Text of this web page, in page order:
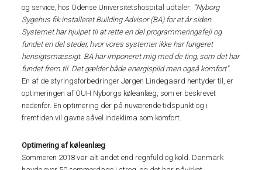
og service, hos Odense Universitetshospital udtaler: “Nyborg
Sygehus fik installeret Building Advisor (BA) for et år siden.
Systemet har hjulpet til at rette en del programmeringsfejl og
fundet en del steder, hvor vores systemer ikke har fungeret
hensigtsmæssigt. BA har imponeret mig med de ting, som det har
fundet frem til. Det gælder både energispild men også komfort”.
En af de styringsforbedringer Jørgen Lindegaard hentyder til, er
optimeringen af OUH Nyborgs køleanlæg, som er beskrevet
nedenfor. En optimering der på nuværende tidspunkt og i
fremtiden vil gavne såvel indeklima som komfort.
Optimering af køleanlæg
Sommeren 2018 var alt andet end regnfuld og kold. Danmark